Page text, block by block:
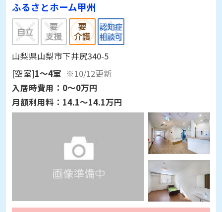
ふるさとホーム甲州
山梨県山梨市下井尻340-5
[空室]1～4室 ※10/12更新
入居時費用： 0～0万円
月額利用料： 14.1～14.1万円